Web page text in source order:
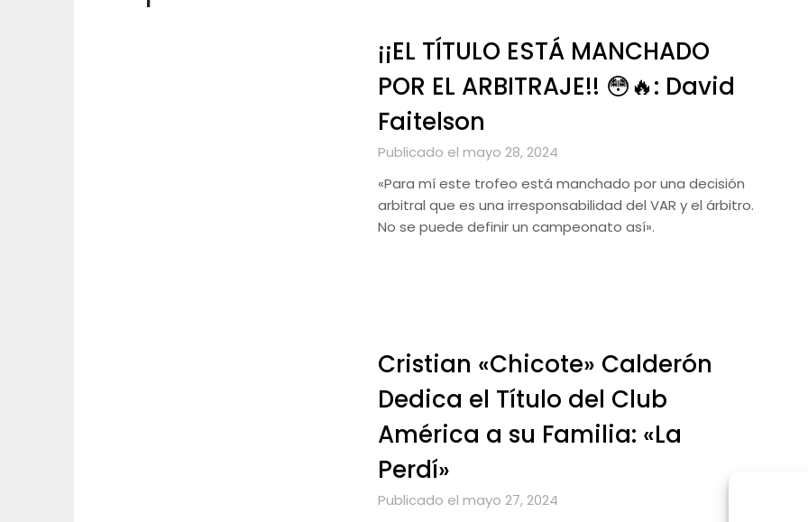
¡¡EL TÍTULO ESTÁ MANCHADO
POR EL ARBITRAJE!! 😳🔥: David
Faitelson
Publicado el mayo 28, 2024
«Para mí este trofeo está manchado por una decisión
arbitral que es una irresponsabilidad del VAR y el árbitro.
No se puede definir un campeonato así».
Cristian «Chicote» Calderón
Dedica el Título del Club
América a su Familia: «La
Perdí»
Publicado el mayo 27, 2024